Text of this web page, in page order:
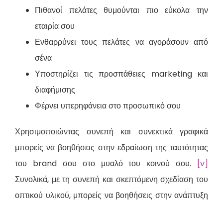
Πιθανοί πελάτες θυμούνται πιο εύκολα την
εταιρία σου
Ενθαρρύνει τους πελάτες να αγοράσουν από
σένα
Υποστηρίζει τις προσπάθειες marketing και
διαφήμισης
Φέρνει υπερηφάνεια στο προσωπικό σου
Χρησιμοποιώντας συνεπή και συνεκτικά γραφικά
μπορείς να βοηθήσεις στην εδραίωση της ταυτότητας
του brand σου στο μυαλό του κοινού σου.
[v]
Συνολικά, με τη συνεπή και σκεπτόμενη σχεδίαση του
οπτικού υλικού, μπορείς να βοηθήσεις στην ανάπτυξη